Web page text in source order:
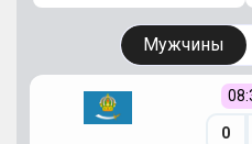
Мужчины
0